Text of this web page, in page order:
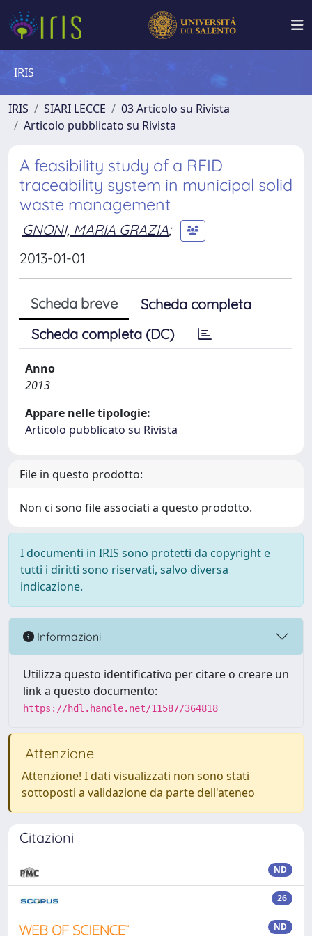
IRIS
IRIS SIARI LECCE
03 Articolo su Rivista
Articolo pubblicato su Rivista
A feasibility study of a RFID
traceability system in municipal solid
waste management
GNONI, MARIA GRAZIA;
2013-01-01
Scheda breve
Scheda completa
Scheda completa (DC)
Anno
2013
Appare nelle tipologie:
Articolo pubblicato su Rivista
File in questo prodotto:
Non ci sono file associati a questo prodotto.
I documenti in IRIS sono protetti da copyright e
tutti i diritti sono riservati, salvo diversa
indicazione.
Informazioni
Utilizza questo identificativo per citare o creare un
link a questo documento:
https://hdl.handle.net/11587/364818
Attenzione
Attenzione! I dati visualizzati non sono stati
sottoposti a validazione da parte dell'ateneo
Citazioni
ND
26
ND